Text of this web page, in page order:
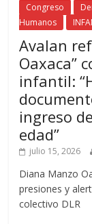
Congreso
Humanos
Avalan
Oaxaca”
infantil:
ingreso
edad”
julio 15, 2026
Diana Manzo
presiones y
colectivo DLR